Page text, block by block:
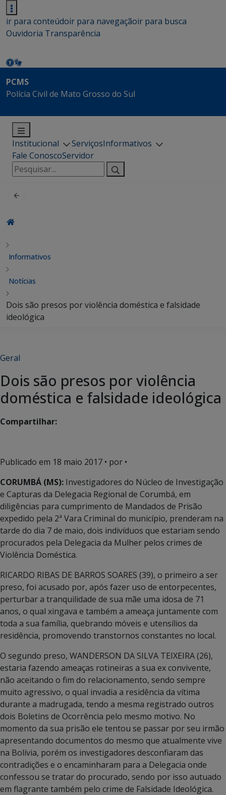
ir para conteúdoir para navegaçãoir para busca
Ouvidoria Transparência
PCMS
Polícia Civil de Mato Grosso do Sul
Institucional ServiçosInformativos
Fale ConoscoServidor
Pesquisar
por:
Informativos
Notícias
Dois são presos por violência doméstica e falsidade
ideológica
Geral
Dois são presos por violência
doméstica e falsidade ideológica
Compartilhar:
Publicado em 18 maio 2017 • por •
CORUMBÁ (MS): Investigadores do Núcleo de Investigação
e Capturas da Delegacia Regional de Corumbá, em
diligências para cumprimento de Mandados de Prisão
expedido pela 2ª Vara Criminal do município, prenderam na
tarde do dia 7 de maio, dois indivíduos que estariam sendo
procurados pela Delegacia da Mulher pelos crimes de
Violência Doméstica.
RICARDO RIBAS DE BARROS SOARES (39), o primeiro a ser
preso, foi acusado por, após fazer uso de entorpecentes,
perturbar a tranquilidade de sua mãe uma idosa de 71
anos, o qual xingava e também a ameaça juntamente com
toda a sua família, quebrando móveis e utensílios da
residência, promovendo transtornos constantes no local.
O segundo preso, WANDERSON DA SILVA TEIXEIRA (26),
estaria fazendo ameaças rotineiras a sua ex convivente,
não aceitando o fim do relacionamento, sendo sempre
muito agressivo, o qual invadia a residência da vítima
durante a madrugada, tendo a mesma registrado outros
dois Boletins de Ocorrência pelo mesmo motivo. No
momento da sua prisão ele tentou se passar por seu irmão
apresentando documentos do mesmo que atualmente vive
na Bolívia, porém os investigadores desconfiaram das
contradições e o encaminharam para a Delegacia onde
confessou se tratar do procurado, sendo por isso autuado
em flagrante também pelo crime de Falsidade Ideológica.